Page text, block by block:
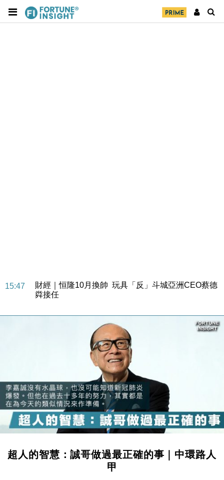
15:47
財經｜恒隆10月換帥 玩具「反」斗城亞洲CEO蔡德
粦接任
財經｜內地7月美元計價出口增近24%勝預期 貿易順
差達1125億美元
財經｜日本春季三度入市撐日圓 4月單日斥6.28萬億
11:12
國際｜特朗普料美伊戰事快結束 承認部分彈藥庫存緊
張
15:59
財經｜SA售股自救後再出手 斥4億美元押注未上市公
司
11:30
財經｜精星香港夥菜鳥拓全球智慧倉儲市場 加快海外
14:50
地產｜大酒店中期轉賺2300萬元 斥21億翻新香港及
超人的智慧：誠哥做過最正確的事｜中環路人
甲